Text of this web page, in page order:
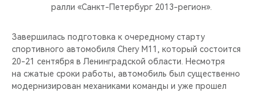
НОВИНКИ
ПОДДЕРЖКА
CHERY CONNECT
CHERY В СОЦСЕТЯХ
ЛЮДИ CHERY
БЛАГОТВОРИТЕЛЬНОСТЬ
ралли «Санкт-Петербург 2013-регион».
Завершилась подготовка к очередному старту
спортивного автомобиля Chery M11, который состоится
20-21 сентября в Ленинградской области. Несмотря
на сжатые сроки работы, автомобиль был существенно
модернизирован механиками команды и уже прошел